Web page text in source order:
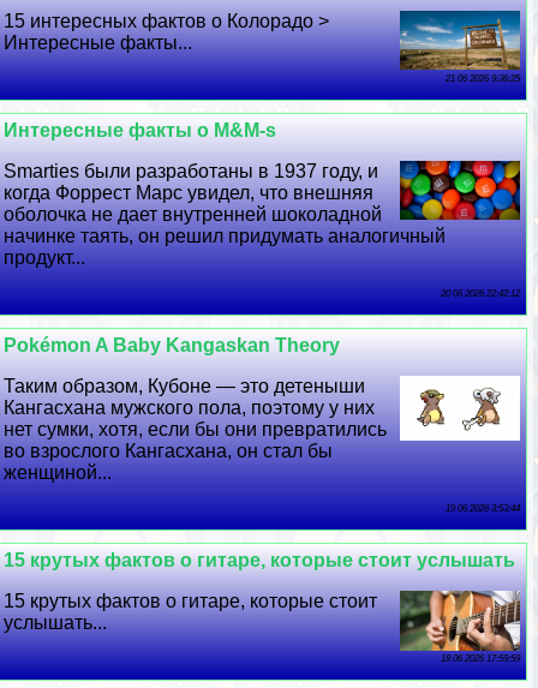
15 интересных фактов о Колорадо >
Интересные факты...
21 06 2026 9:36:25
Интересные факты о M&M-s
Smarties были разработаны в 1937 году, и
когда Форрест Марс увидел, что внешняя
оболочка не дает внутренней шоколадной
начинке таять, он решил придумать аналогичный
продукт...
20 06 2026 22:42:12
Pokémon A Baby Kangaskan Theory
Таким образом, Кубоне — это детеныши
Кангасхана мужского пола, поэтому у них
нет сумки, хотя, если бы они превратились
во взрослого Кангасхана, он стал бы
женщиной...
19 06 2026 3:53:44
15 крутых фактов о гитаре, которые стоит услышать
15 крутых фактов о гитаре, которые стоит
услышать...
18 06 2026 17:59:59